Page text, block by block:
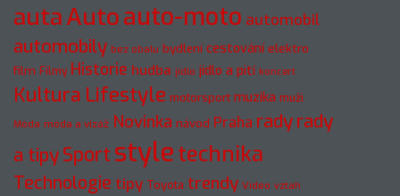
autaAutoauto-moto automobil
automobily bez obalu bydlení cestování elektro
film Filmy Historie hudba jídlo jídlo a pití koncert
Kultura Lifestyle motorsport muzika muži
Móda móda a vizáž Novinka návod Praha radyrady
a tipySport styletechnika
Technologie tipy Toyota trendy Video vztah